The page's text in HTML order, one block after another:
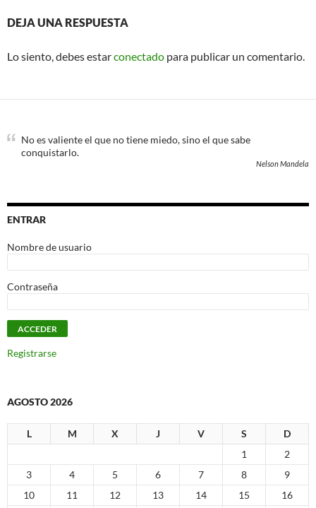
DEJA UNA RESPUESTA
Lo siento, debes estarconectado para publicar un comentario.
No es valiente el que no tiene miedo, sino el que sabe
conquistarlo.
Nelson Mandela
ENTRAR
Nombre de usuario
Contraseña
Registrarse
AGOSTO 2026
L M X J V S
D
1
2
3
4 5 6 7 8
9
10
11 12 13 14 15
16